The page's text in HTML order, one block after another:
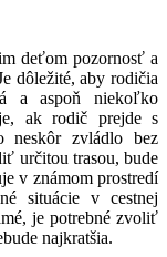
deťom pozornosť a
dôležité, aby rodičia
a aspoň niekoľko
ak rodič prejde s
zvládlo bez
určitou trasou, bude
v známom prostredí
situácie v cestnej
je potrebné zvoliť
najkratšia.